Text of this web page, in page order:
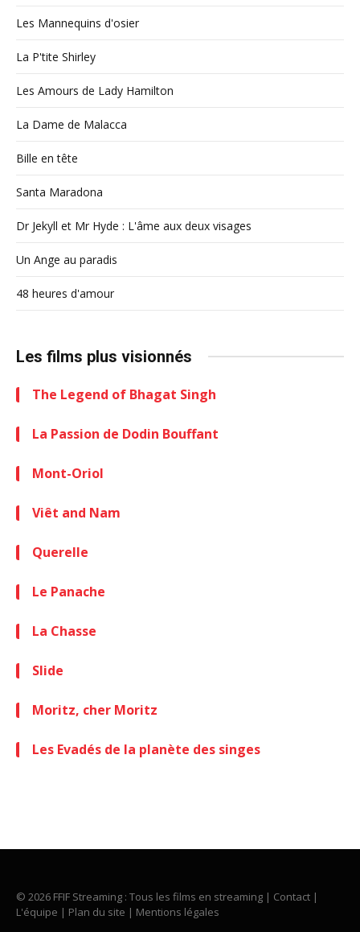
Les Mannequins d'osier
La P'tite Shirley
Les Amours de Lady Hamilton
La Dame de Malacca
Bille en tête
Santa Maradona
Dr Jekyll et Mr Hyde : L'âme aux deux visages
Un Ange au paradis
48 heures d'amour
Les films plus visionnés
The Legend of Bhagat Singh
La Passion de Dodin Bouffant
Mont-Oriol
Viêt and Nam
Querelle
Le Panache
La Chasse
Slide
Moritz, cher Moritz
Les Evadés de la planète des singes
© 2026 FFIF Streaming : Tous les films en streaming | Contact |
L'équipe | Plan du site | Mentions légales